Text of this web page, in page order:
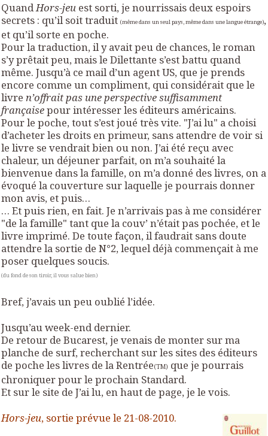
QuandHors-jeu est sorti, je nourrissais deux espoirs
secrets : qu’il soit traduit (même dans un seul pays, même dans une langue étrange),
et qu’il sorte en poche.
Pour la traduction, il y avait peu de chances, le roman
s’y prêtait peu, mais le Dilettante s’est battu quand
même. Jusqu’à ce mail d’un agent US, que je prends
encore comme un compliment, qui considérait que le
livre n’offrait pas une perspective suffisamment
françaisepour intéresser les éditeurs américains.
Pour le poche, tout s’est joué très vite. "J’ai lu" a choisi
d’acheter les droits en primeur, sans attendre de voir si
le livre se vendrait bien ou non. J’ai été reçu avec
chaleur, un déjeuner parfait, on m’a souhaité la
bienvenue dans la famille, on m’a donné des livres, on a
évoqué la couverture sur laquelle je pourrais donner
mon avis, et puis…
… Et puis rien, en fait. Je n’arrivais pas à me considérer
"de la famille" tant que la couv’ n’était pas pochée, et le
livre imprimé. De toute façon, il faudrait sans doute
attendre la sortie de N°2, lequel déjà commençait à me
poser quelques soucis.
(du fond de son tiroir, il vous salue bien)
Bref, j’avais un peu oublié l’idée.
Jusqu’au week-end dernier.
De retour de Bucarest, je venais de monter sur ma
planche de surf, recherchant sur les sites des éditeurs
de poche les livres de la Rentrée(TM) que je pourrais
chroniquer pour le prochain Standard.
Et sur le site de J’ai lu, en haut de page, je le vois.
Hors-jeu, sortie prévue le 21-08-2010.